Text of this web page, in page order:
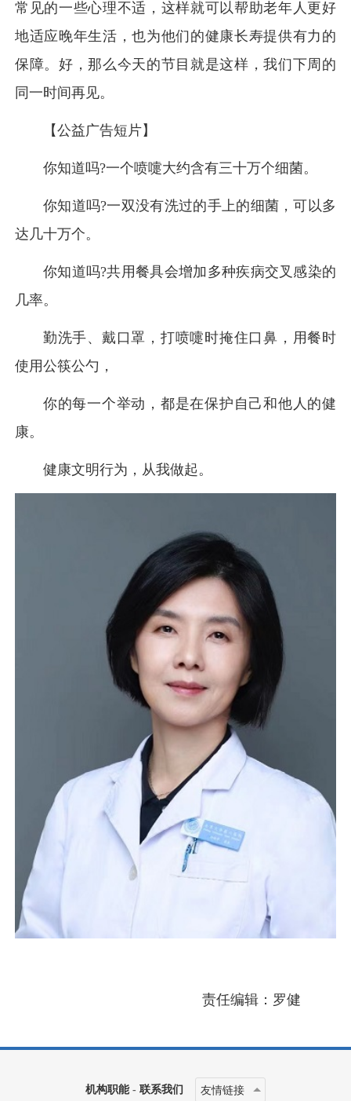
常见的一些心理不适，这样就可以帮助老年人更好
地适应晚年生活，也为他们的健康长寿提供有力的
保障。好，那么今天的节目就是这样，我们下周的
同一时间再见。
【公益广告短片】
你知道吗?一个喷嚏大约含有三十万个细菌。
你知道吗?一双没有洗过的手上的细菌，可以多
达几十万个。
你知道吗?共用餐具会增加多种疾病交叉感染的
几率。
勤洗手、戴口罩，打喷嚏时掩住口鼻，用餐时
使用公筷公勺，
你的每一个举动，都是在保护自己和他人的健
康。
健康文明行为，从我做起。
责任编辑：罗健
机构职能- 联系我们 友情链接